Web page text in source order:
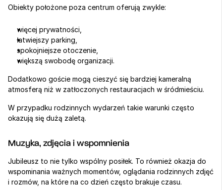
Obiekty położone poza centrum oferują zwykle:
więcej prywatności,
łatwiejszy parking,
spokojniejsze otoczenie,
większą swobodę organizacji.
Dodatkowo goście mogą cieszyć się bardziej kameralną
atmosferą niż w zatłoczonych restauracjach w śródmieściu.
W przypadku rodzinnych wydarzeń takie warunki często
okazują się dużą zaletą.
Muzyka, zdjęcia i wspomnienia
Jubileusz to nie tylko wspólny posiłek. To również okazja do
wspominania ważnych momentów, oglądania rodzinnych zdjęć
i rozmów, na które na co dzień często brakuje czasu.